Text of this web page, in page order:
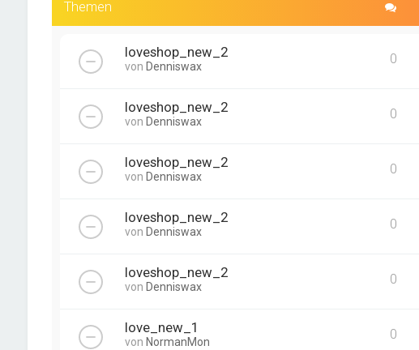
Themen
loveshop_new_2
von Denniswax 0
loveshop_new_2
von Denniswax 0
loveshop_new_2
von Denniswax 0
loveshop_new_2
von Denniswax 0
loveshop_new_2
von Denniswax 0
love_new_1
von NormanMon 0